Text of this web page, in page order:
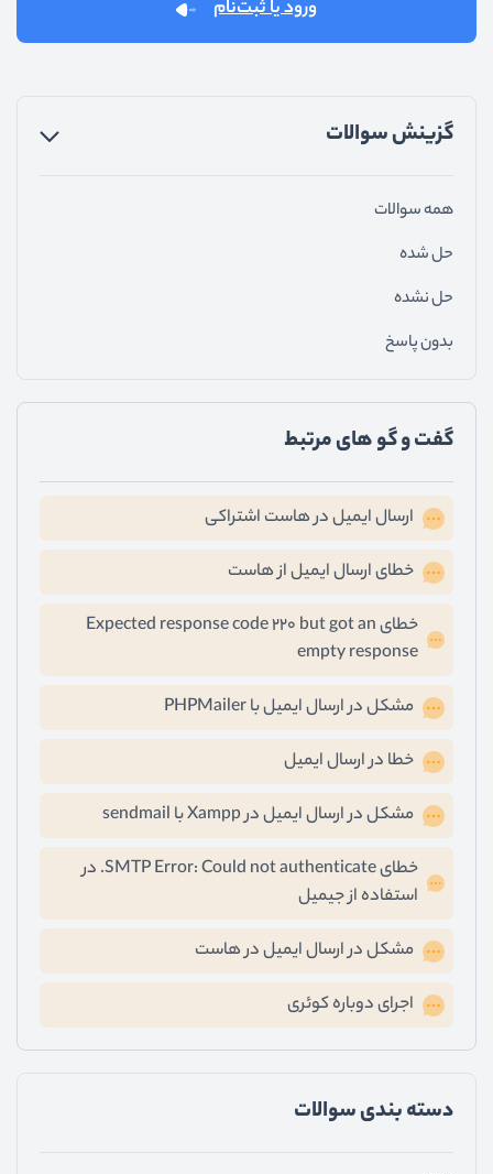
گزینش سوالات
همه سوالات
حل شده
حل نشده
بدون پاسخ
گفت و گو های مرتبط
ارسال ایمیل در هاست اشتراکی
خطای ارسال ایمیل از هاست
خطای Expected response code 220 but got an
empty response
مشکل در ارسال ایمیل با PHPMailer
خطا در ارسال ایمیل
مشکل در ارسال ایمیل در Xampp با sendmail
خطای SMTP Error: Could not authenticate. در
استفاده از جیمیل
مشکل در ارسال ایمیل در هاست
اجرای دوباره کوئری
دسته ‌بندی سوالات
ورود یا ثبت‌نام